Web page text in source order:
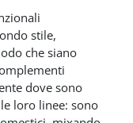
stile,
che siano
dove sono
loro linee: sono